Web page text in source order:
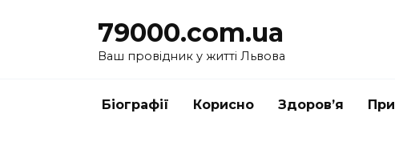
79000.com.ua
Ваш провідник у житті Львова
Біографії Корисно Здоров’я